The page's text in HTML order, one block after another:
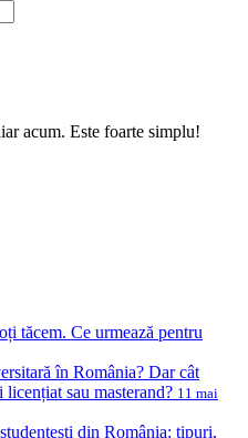
acum. Este foarte simplu!
tăcem. Ce urmează pentru
în România? Dar cât
sau masterand? 11 mai
din România: tipuri,